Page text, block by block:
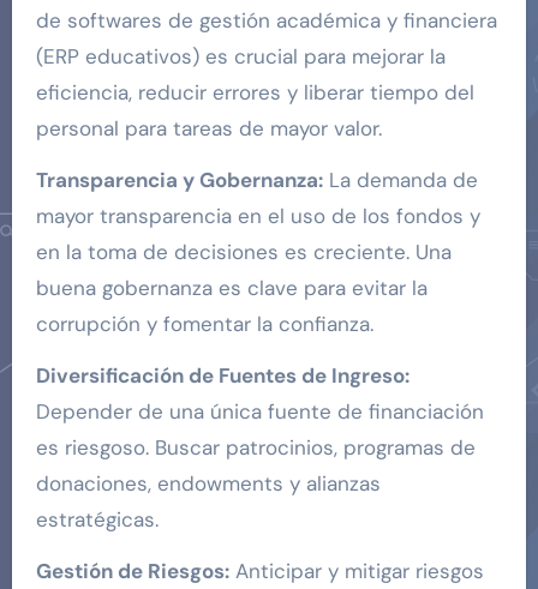
de softwares de gestión académica y financiera
(ERP educativos) es crucial para mejorar la
eficiencia, reducir errores y liberar tiempo del
personal para tareas de mayor valor.
Transparencia y Gobernanza:La demanda de
mayor transparencia en el uso de los fondos y
en la toma de decisiones es creciente. Una
buena gobernanza es clave para evitar la
corrupción y fomentar la confianza.
Diversificación de Fuentes de Ingreso:
Depender de una única fuente de financiación
es riesgoso. Buscar patrocinios, programas de
donaciones, endowments y alianzas
estratégicas.
Gestión de Riesgos:Anticipar y mitigar riesgos